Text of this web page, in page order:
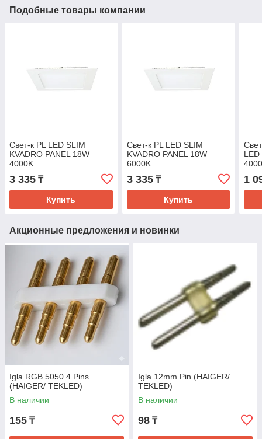
Подобные товары компании
Свет-к PL LED SLIM
KVADRO PANEL 18W
4000K
3 335 ₸
Купить
Свет-к PL LED SLIM
KVADRO PANEL 18W
6000K
3 335₸
Купить
LED
1
Акционные предложения и новинки
Igla RGB 5050 4 Pins
(HAIGER/ TEKLED)
В наличии
155 ₸
Igla 12mm Pin (HAIGER/
TEKLED)
В наличии
98 ₸